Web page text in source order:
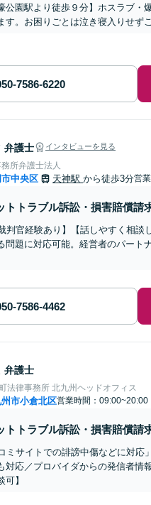
公園駅より徒歩９分】ホスラブ
す。お困りごとは泣き寝入りせず
弁護士 インタビューを見る
所弁護士法人
中央区 天神駅 から徒歩3分営
トトラブル訴訟・損害賠償請
判官経験あり】【話しやすく相
問題に対応可能。経営者のパート
弁護士
法律事務所 北九州ヘッドオフィス
市小倉北区営業時間：09:00~20:00
トトラブル訴訟・損害賠償請
ミサイトでの誹謗中傷などに対
対応／プロバイダからの発信者情
可】